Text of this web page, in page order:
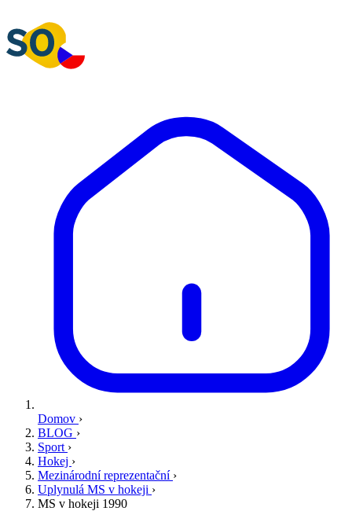
Domov ›
BLOG ›
Sport ›
Hokej ›
Mezinárodní reprezentační ›
Uplynulá MS v hokeji ›
MS v hokeji 1990